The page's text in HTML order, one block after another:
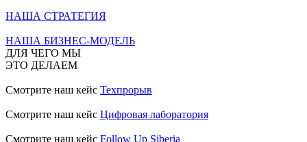
НАША СТРАТЕГИЯ
НАША БИЗНЕС-МОДЕЛЬ
ДЛЯ ЧЕГО МЫ
ЭТО ДЕЛАЕМ
Смотрите наш кейс Техпрорыв
Смотрите наш кейс Цифровая лаборатория
Смотрите наш кейс Follow Up Siberia